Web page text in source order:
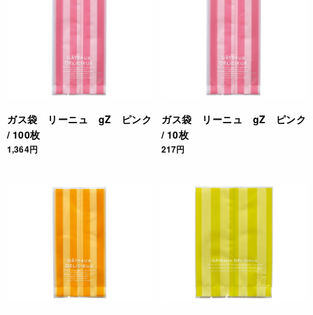
ガス袋 リーニュ gZ ピンク
/ 100枚
1,364円
ガス袋 リーニュ gZ ピンク
/ 10枚
217円